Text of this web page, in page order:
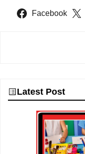
Facebook
Latest Post